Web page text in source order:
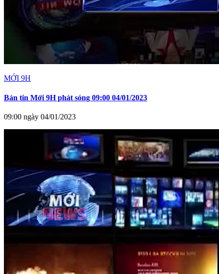
MỚI 9H
Bản tin Mới 9H phát sóng 09:00 04/01/2023
09:00 ngày 04/01/2023